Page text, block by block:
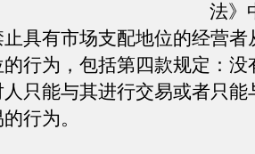
法》
具有市场支配地位的经营者
行为，包括第四款规定：没
只能与其进行交易或者只能
行为。